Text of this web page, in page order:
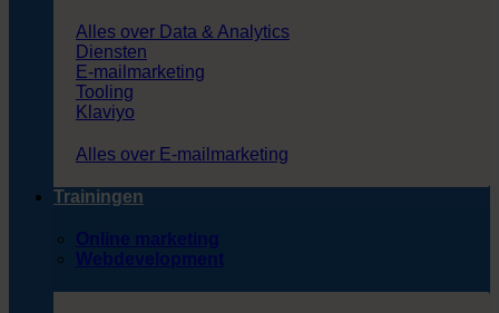
Alles over Data & Analytics
Diensten
E-mailmarketing
Tooling
Klaviyo
Alles over E-mailmarketing
Trainingen
Online marketing
Webdevelopment